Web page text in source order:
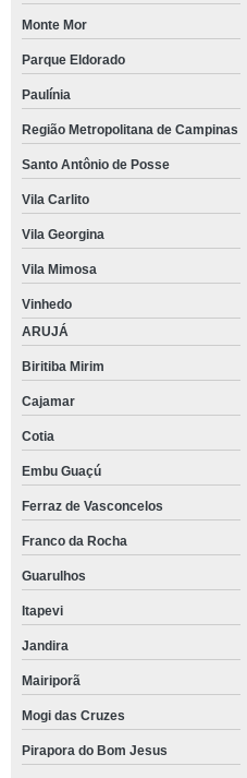
Monte Mor
Parque Eldorado
Paulínia
Região Metropolitana de Campinas
Santo Antônio de Posse
Vila Carlito
Vila Georgina
Vila Mimosa
Vinhedo
ARUJÁ
Biritiba Mirim
Cajamar
Cotia
Embu Guaçú
Ferraz de Vasconcelos
Franco da Rocha
Guarulhos
Itapevi
Jandira
Mairiporã
Mogi das Cruzes
Pirapora do Bom Jesus